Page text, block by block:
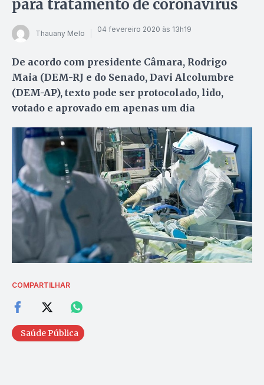
para tratamento de coronavírus
Thauany Melo 04 fevereiro 2020 às 13h19
De acordo com presidente Câmara, Rodrigo
Maia (DEM-RJ e do Senado, Davi Alcolumbre
(DEM-AP), texto pode ser protocolado, lido,
votado e aprovado em apenas um dia
COMPARTILHAR
Saúde Pública